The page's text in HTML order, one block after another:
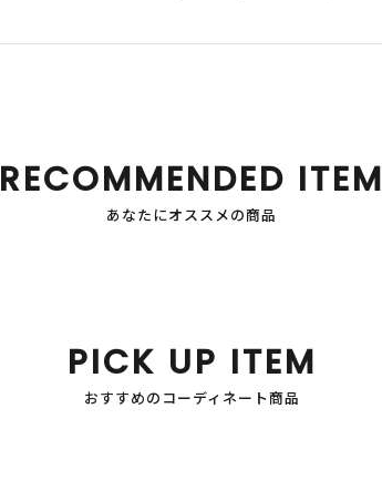
RECOMMENDED ITEM
あなたにオススメの商品
PICK UP ITEM
おすすめのコーディネート商品